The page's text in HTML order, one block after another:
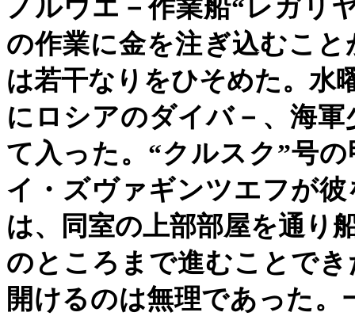
ノルウエ－作業船“レガリ
の作業に金を注ぎ込むこ
は若干なりをひそめた。水
にロシアのダイバ－、海
て入った。 “クルスク”号の
イ・ズヴァギンツエフが
は、同室の上部部屋を通り
のところまで進むことで
開けるのは無理であった。